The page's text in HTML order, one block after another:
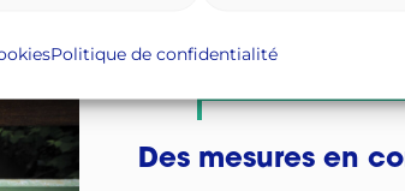
Politique de confidentialité
Des mesures en